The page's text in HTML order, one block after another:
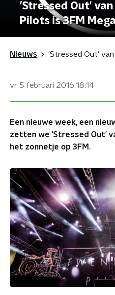
'Stressed Out'
Pilots is 3FM
Nieuws
vr 5 februari 2016 18:14
Een nieuwe week, een
zetten we 'Stressed Out'
het zonnetje op 3FM.